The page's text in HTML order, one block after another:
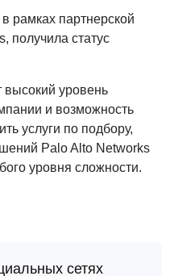
рамках партнерской
получила статус
высокий уровень
и возможность
услуги по подбору,
Palo Alto Networks
уровня сложности.
сетях